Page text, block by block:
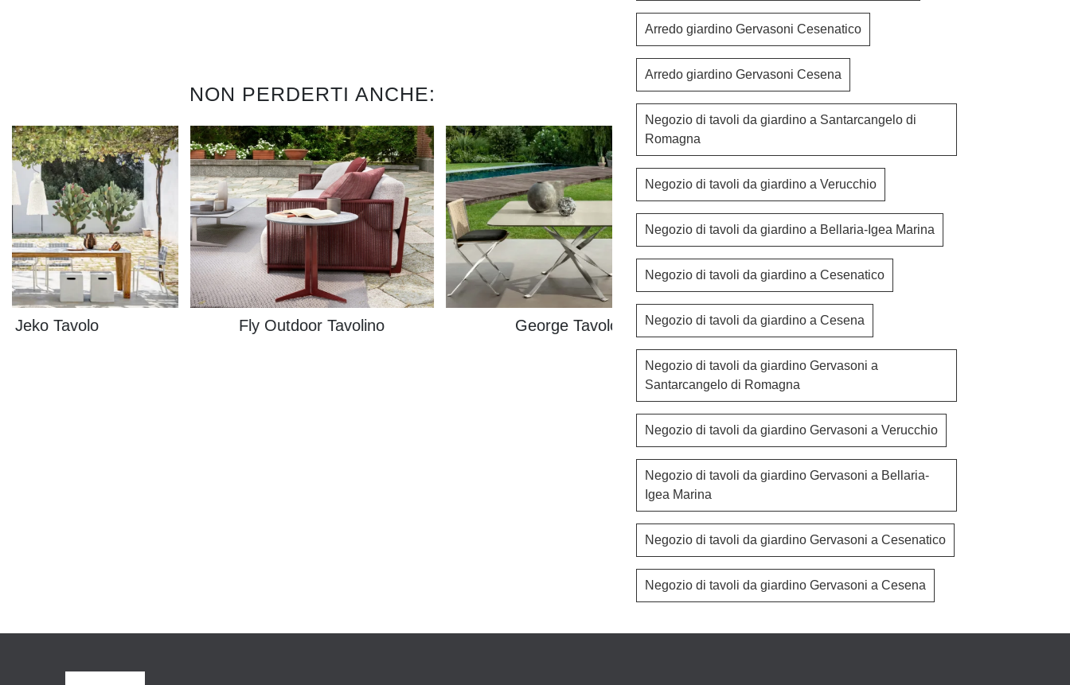
NON PERDERTI ANCHE:
Jeko Tavolo Fly Outdoor Tavolino George Tavolo Tindari Outdoor
Arredo giardino Gervasoni Cesenatico
Arredo giardino Gervasoni Cesena
Negozio di tavoli da giardino a Santarcangelo di
Romagna
Negozio di tavoli da giardino a Verucchio
Negozio di tavoli da giardino a Bellaria-Igea Marina
Negozio di tavoli da giardino a Cesenatico
Negozio di tavoli da giardino a Cesena
Negozio di tavoli da giardino Gervasoni a
Santarcangelo di Romagna
Negozio di tavoli da giardino Gervasoni a Verucchio
Negozio di tavoli da giardino Gervasoni a Bellaria-
Igea Marina
Negozio di tavoli da giardino Gervasoni a Cesenatico
Negozio di tavoli da giardino Gervasoni a Cesena